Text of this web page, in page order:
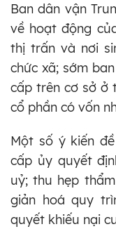
Ban dân vận
về hoạt động
thị trấn và nơi
chức xã; sớm
cấp trên cơ sở ở
cổ phần có vốn
Một số ý kiến
cấp ủy quyết
uỷ; thu hẹp
giản hoá quy
quyết khiếu nại